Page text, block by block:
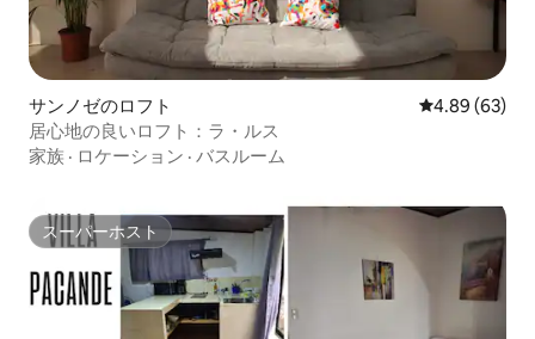
サンノゼのロフト レビュー63
4.89 (63)
居心地の良いロフト：ラ・ルス
家族 · ロケーション · バスルーム
スーパーホスト
スーパーホスト